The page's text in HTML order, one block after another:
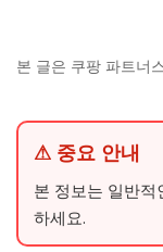
본 글은 쿠팡 파트너
⚠ 중요 안내
본 정보는 일반
하세요.